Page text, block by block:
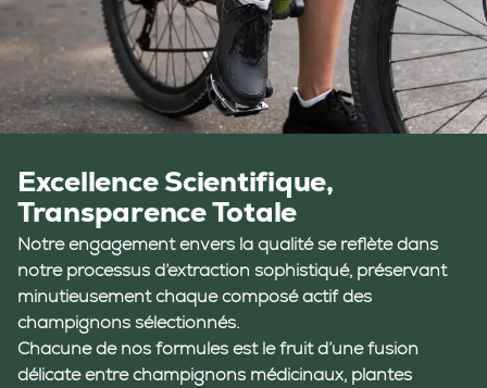
Excellence Scientifique,
Transparence Totale
Notre engagement envers la qualité se reflète dans
notre processus d’extraction sophistiqué, préservant
minutieusement chaque composé actif des
champignons sélectionnés.
Chacune de nos formules est le fruit d’une fusion
délicate entre champignons médicinaux, plantes